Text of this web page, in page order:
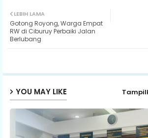
LEBIH LAMA
Gotong Royong, Warga Empat
RW di Ciburuy Perbaiki Jalan
Berlubang
YOU MAY LIKE